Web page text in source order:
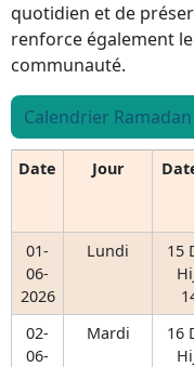
quotidien et de
renforce également
communauté.
Calendrier Ramadan
Date Jour
01-
06-
2026
Lundi
15
02-
06-
Mardi
16